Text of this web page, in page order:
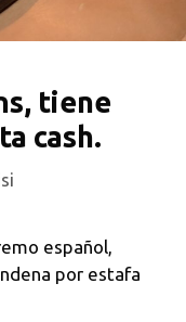
tiene
cash.
español,
por estafa